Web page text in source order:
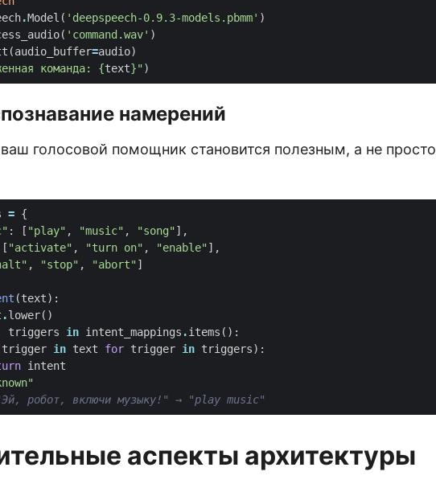
.Model ( 'deepspeech-0.9.3-models.pbmm' )
( 'command.wav' )
(audio_buffer=audio)
команда: {text}")
намерений
голосовой помощник становится полезным, а не просто
= {
: [ "play" , "music" , "song"],
[ "activate" , "turn on" , "enable"],
, "stop" , "abort"]
(text):
.lower()
triggers in intent_mappings .items ():
trigger in text for trigger in triggers):
intent
робот, включи музыку!" → "play music"
аспекты архитектуры